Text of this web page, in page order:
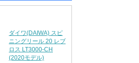
ダイワ(DAIWA) スピ
ニングリール 20 レブ
ロス LT3000-CH
(2020モデル)